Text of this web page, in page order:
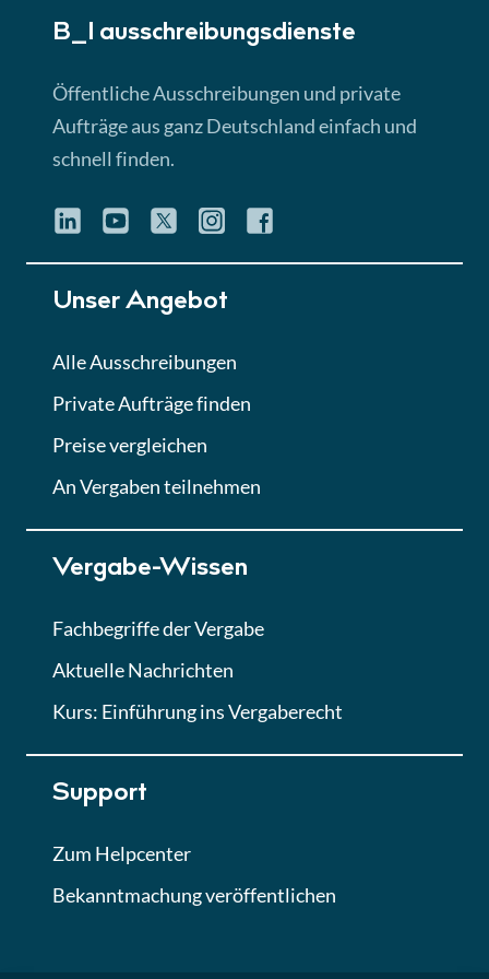
Lektion 3
► 4:31 Min
Quiz
Eignung im Vergabeverfahren
Lektion 6
Abgabe von Angeboten
Lektion
Lektion 7
Finales Quiz
B_I ausschreibungs­dienste
Öffentliche Ausschreibungen und private
Aufträge aus ganz Deutschland einfach und
schnell finden.
Unser Angebot
Alle Ausschreibungen
Private Aufträge finden
Preise vergleichen
An Vergaben teilnehmen
Vergabe-Wissen
Fachbegriffe der Vergabe
Aktuelle Nachrichten
Kurs: Einführung ins Vergaberecht
Support
Zum Helpcenter
Bekanntmachung veröffentlichen